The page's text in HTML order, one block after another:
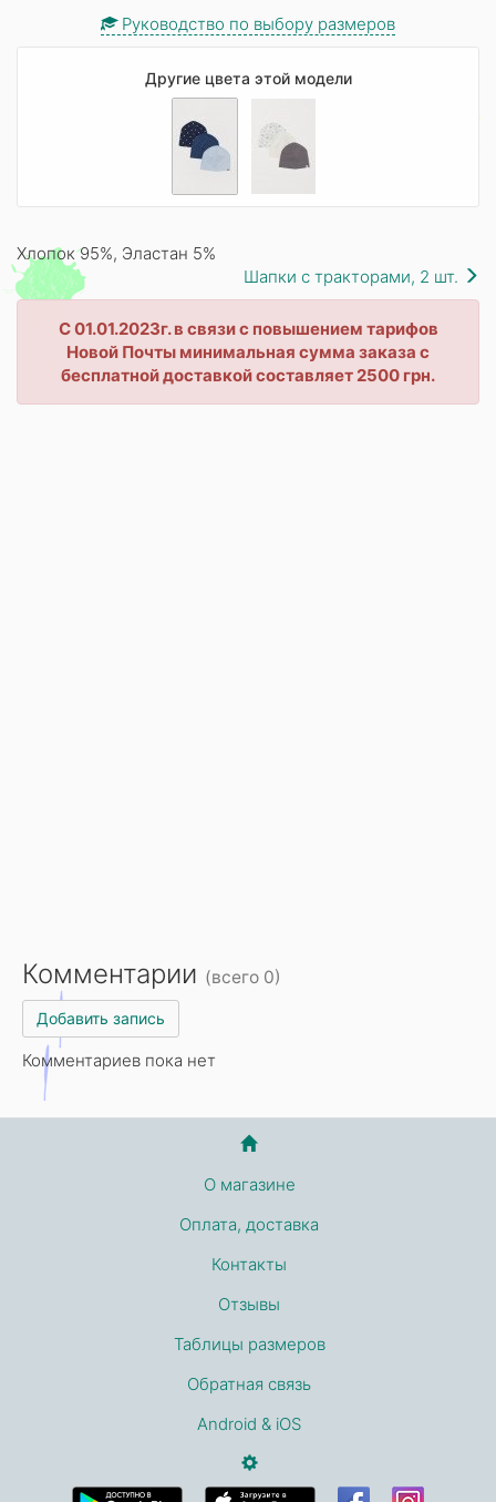
Руководство по выбору размеров
Другие цвета этой модели
Хлопок 95%, Эластан 5%
Шапки с тракторами, 2 шт.
С 01.01.2023г. в связи с повышением тарифов
Новой Почты минимальная сумма заказа с
бесплатной доставкой составляет 2500 грн.
Комментарии (всего 0)
Добавить запись
Комментариев пока нет
О магазине
Оплата, доставка
Контакты
Отзывы
Таблицы размеров
Обратная связь
Android & iOS